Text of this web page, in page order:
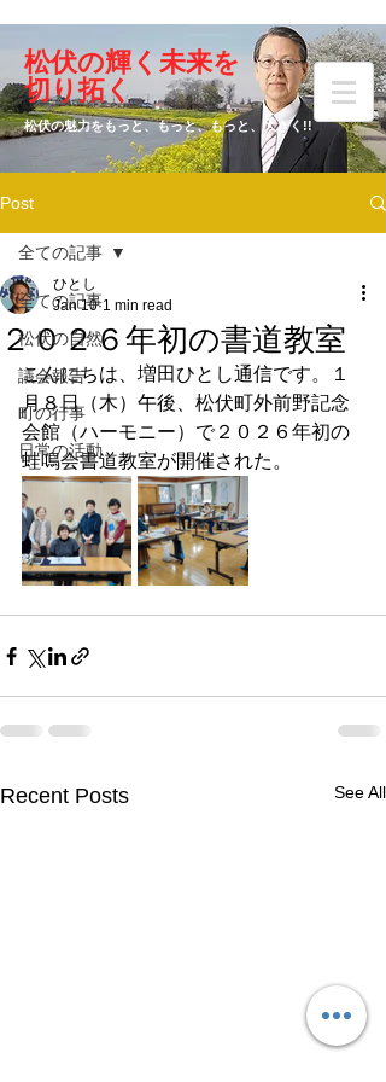
​増田 ひとし
​松伏の輝く未来を
切り拓く
松伏の魅力をもっと、もっと、もっと、大きく!!
元松伏町議会議員
Post
全ての記事
松伏の自然
議会報告
町の行事
日常の活動
全ての記事
２０２６年初の書道教室
ひとし
Jan 10 1 min read
こんにちは、増田ひとし通信です。１
月８日（木）午後、松伏町外前野記念
会館（ハーモニー）で２０２６年初の
蛙鳴会書道教室が開催された。
Recent Posts See All